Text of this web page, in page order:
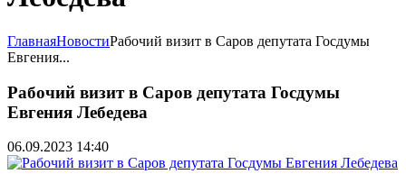
ГлавнаяНовостиРабочий визит в Саров депутата Госдумы
Евгения...
Рабочий визит в Саров депутата Госдумы
Евгения Лебедева
06.09.2023 14:40